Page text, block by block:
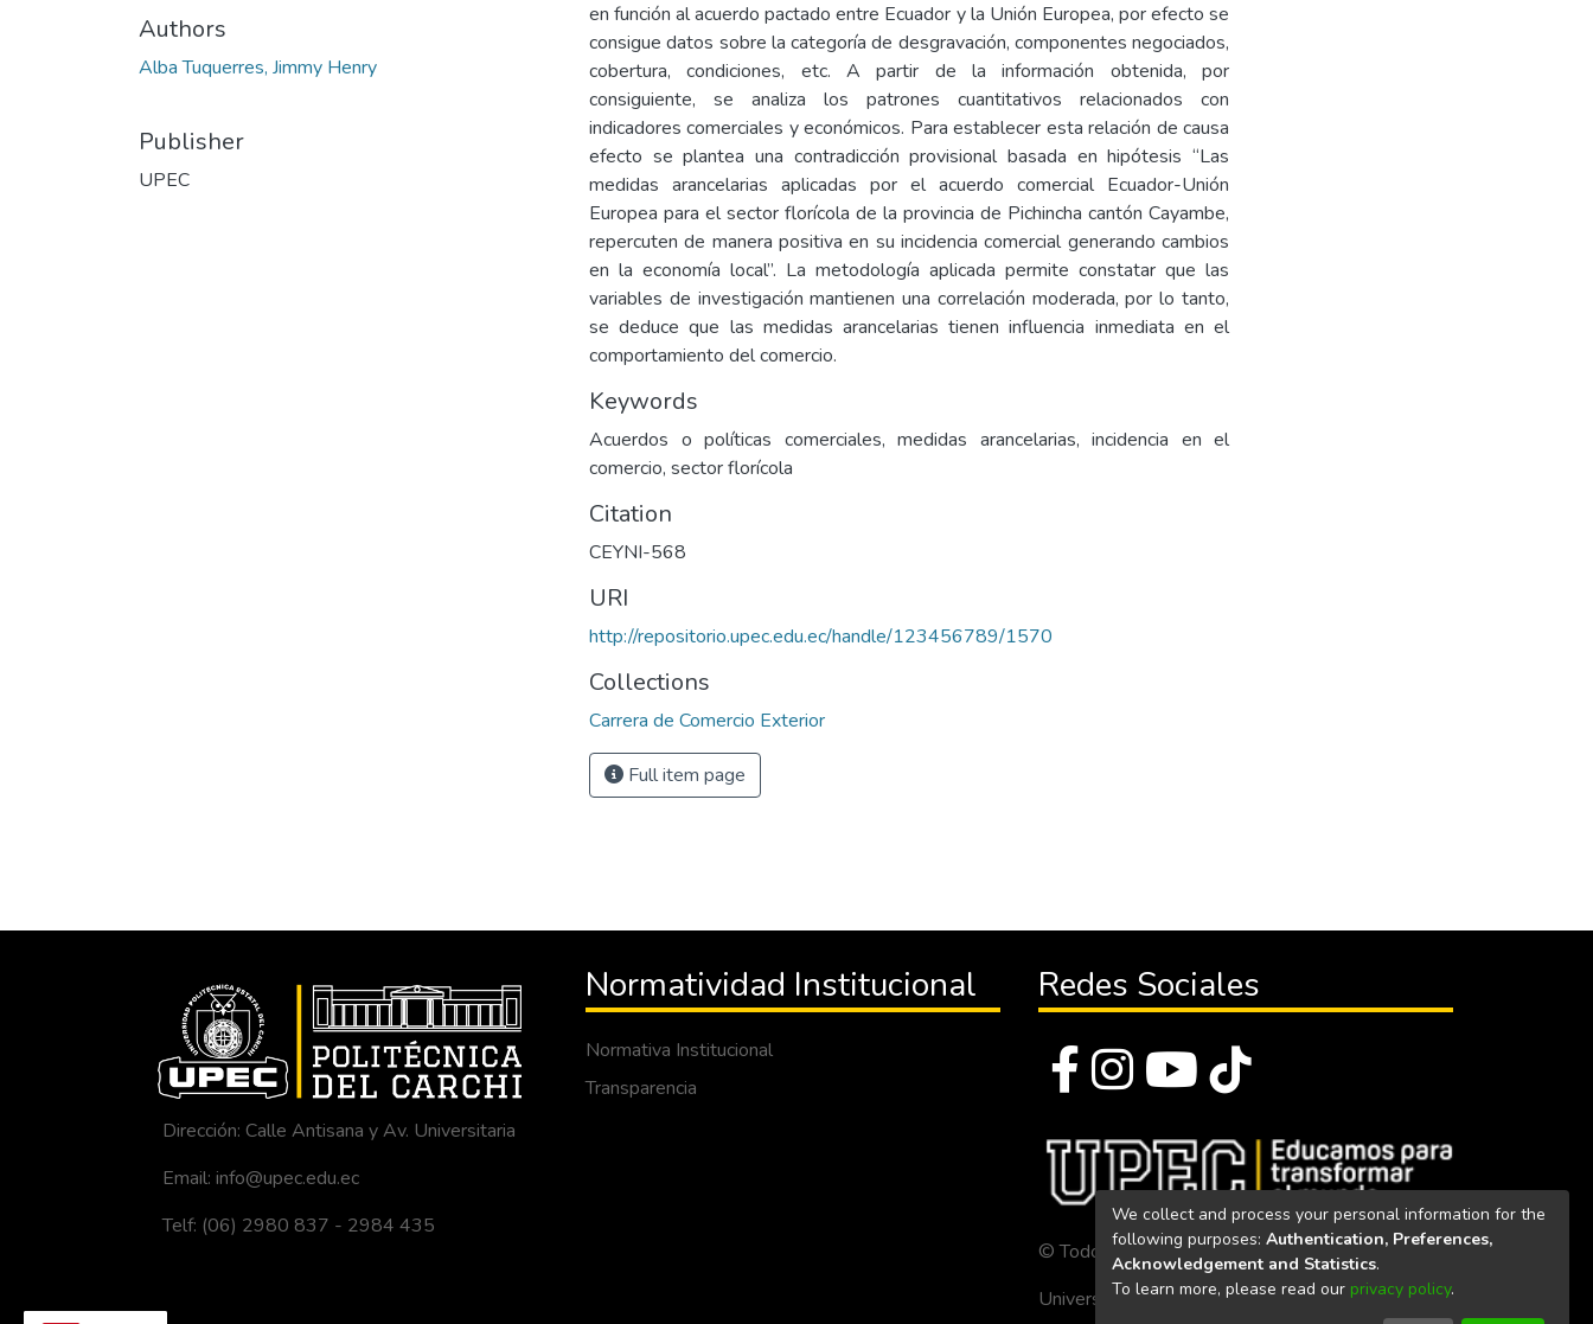
Authors
Alba Tuquerres, Jimmy Henry
Publisher
UPEC
en función al acuerdo pactado entre Ecuador y la Unión Europea, por efecto se
consigue datos sobre la categoría de desgravación, componentes negociados,
cobertura, condiciones, etc. A partir de la información obtenida, por
consiguiente, se analiza los patrones cuantitativos relacionados con
indicadores comerciales y económicos. Para establecer esta relación de causa
efecto se plantea una contradicción provisional basada en hipótesis “Las
medidas arancelarias aplicadas por el acuerdo comercial Ecuador-Unión
Europea para el sector florícola de la provincia de Pichincha cantón Cayambe,
repercuten de manera positiva en su incidencia comercial generando cambios
en la economía local”. La metodología aplicada permite constatar que las
variables de investigación mantienen una correlación moderada, por lo tanto,
se deduce que las medidas arancelarias tienen influencia inmediata en el
comportamiento del comercio.
Keywords
Acuerdos o políticas comerciales, medidas arancelarias, incidencia en el
comercio, sector florícola
Citation
CEYNI-568
URI
http://repositorio.upec.edu.ec/handle/123456789/1570
Collections
Carrera de Comercio Exterior
Full item page
Dirección: Calle Antisana y Av. Universitaria
Email: info@upec.edu.ec
Telf: (06) 2980 837 - 2984 435
Normatividad Institucional
Normativa Institucional
Transparencia
Redes Sociales
© Todos los derechos reservados 2023
Universidad Politécnica Estatal del Carchi
We collect and process your personal information for the
following purposes: Authentication, Preferences,
Acknowledgement and Statistics.
To learn more, please read our privacy policy.